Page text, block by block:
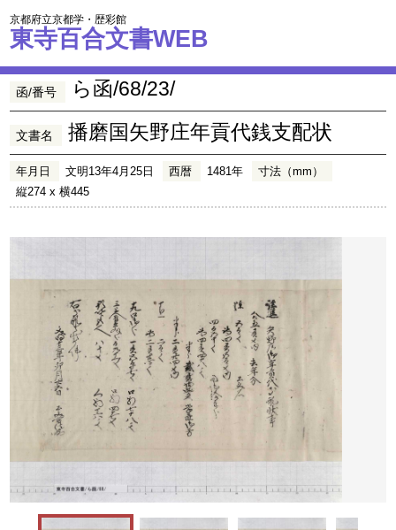
京都府立京都学・歴彩館
東寺百合文書WEB
函/番号 ら函/68/23/
文書名 播磨国矢野庄年貢代銭支配状
年月日 文明13年4月25日 西暦 1481年
寸法（mm）
縦274 x 横445